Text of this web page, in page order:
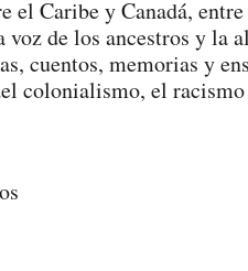
el Caribe y Canadá,
de los ancestros y la
cuentos, memorias y
colonialismo, el